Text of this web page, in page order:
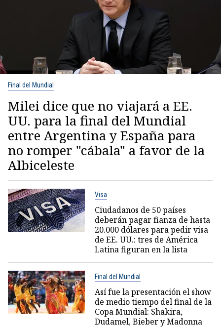
Final del Mundial
Milei dice que no viajará a EE.
UU. para la final del Mundial
entre Argentina y España para
no romper "cábala" a favor de la
Albiceleste
Visa
Ciudadanos de 50 países
deberán pagar fianza de hasta
20.000 dólares para pedir visa
de EE. UU.: tres de América
Latina figuran en la lista
Final del Mundial
Así fue la presentación el show
de medio tiempo del final de la
Copa Mundial: Shakira,
Dudamel, Bieber y Madonna